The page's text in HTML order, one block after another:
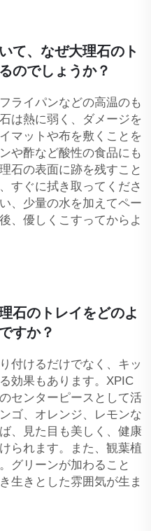
て、なぜ大理石のト
のでしょうか？
ライパンなどの高温のも
は熱に弱く、ダメージを
マットや布を敷くことを
や酢など酸性の食品にも
石の表面に跡を残すこと
すぐに拭き取ってくださ
、少量の水を加えてペー
、優しくこすってからよ
石のトレイをどのよ
すか？
付けるだけでなく、キッ
効果もあります。XPIC
センターピースとして活
ゴ、オレンジ、レモンな
、見た目も美しく、健康
られます。また、観葉植
グリーンが加わること
生きとした雰囲気が生ま